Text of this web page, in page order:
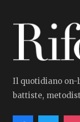
Il quotidiano on-
battiste,